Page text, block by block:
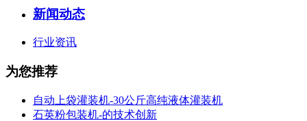
新闻动态
行业资讯
为您推荐
自动上袋灌装机-30公斤高纯液体灌装机
石英粉包装机-的技术创新